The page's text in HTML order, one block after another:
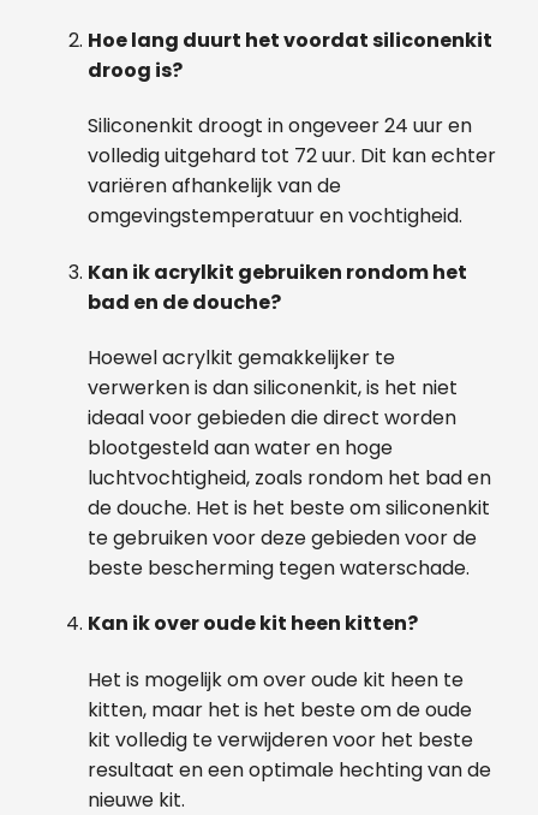
Hoe lang duurt het voordat siliconenkit
droog is?
Siliconenkit droogt in ongeveer 24 uur en
volledig uitgehard tot 72 uur. Dit kan echter
variëren afhankelijk van de
omgevingstemperatuur en vochtigheid.
Kan ik acrylkit gebruiken rondom het
bad en de douche?
Hoewel acrylkit gemakkelijker te
verwerken is dan siliconenkit, is het niet
ideaal voor gebieden die direct worden
blootgesteld aan water en hoge
luchtvochtigheid, zoals rondom het bad en
de douche. Het is het beste om siliconenkit
te gebruiken voor deze gebieden voor de
beste bescherming tegen waterschade.
Kan ik over oude kit heen kitten?
Het is mogelijk om over oude kit heen te
kitten, maar het is het beste om de oude
kit volledig te verwijderen voor het beste
resultaat en een optimale hechting van de
nieuwe kit.